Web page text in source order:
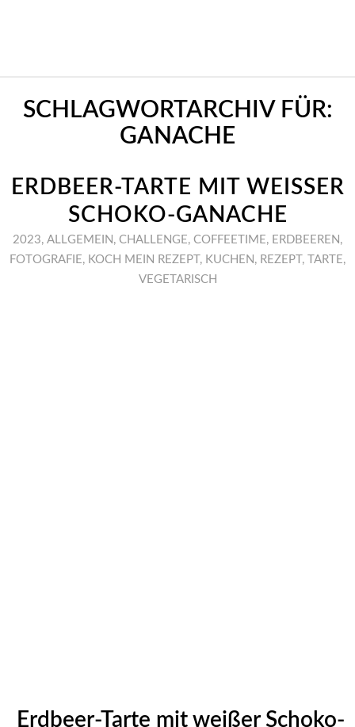
SCHLAGWORTARCHIV FÜR:
GANACHE
ERDBEER-TARTE MIT WEISSER S
CHOKO-GANACHE
2023, ALLGEMEIN , CHALLENGE, COFFEETIME, ERDBEEREN ,
FOTOGRAFIE, KOCH MEIN REZEPT , KUCHEN , REZEPT , TARTE,
VEGETARISCH
Erdbeer-Tarte mit weißer Schoko-